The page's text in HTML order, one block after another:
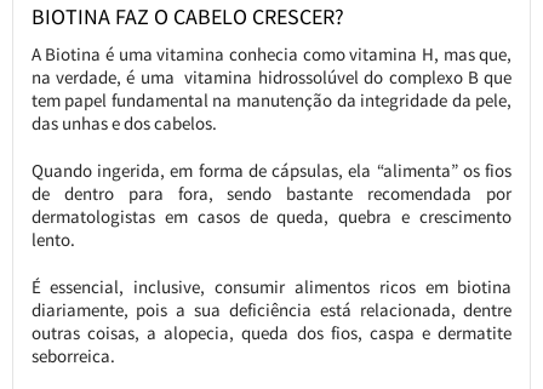
BIOTINA FAZ O CABELO CRESCER?
A Biotina é uma vitamina conhecia como vitamina H, mas que,
na verdade, é uma vitamina hidrossolúvel do complexo B que
tem papel fundamental na manutenção da integridade da pele,
das unhas e dos cabelos.
Quando ingerida, em forma de cápsulas, ela “alimenta” os fios
de dentro para fora, sendo bastante recomendada por
dermatologistas em casos de queda, quebra e crescimento
lento.
É essencial, inclusive, consumir alimentos ricos em biotina
diariamente, pois a sua deficiência está relacionada, dentre
outras coisas, a alopecia, queda dos fios, caspa e dermatite
seborreica.